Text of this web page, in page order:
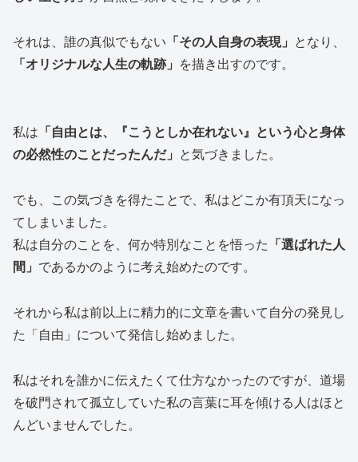
それは、誰の真似でもない 「その人自身の表現」
となり、
「オリジナルな人生の軌跡」
を描き出すのです。
私は 「自由とは、『こうとしか在れない』という心と身体
の必然性のことだったんだ」
と気づきました。
でも、この気づきを得たことで、私はどこか有頂天になっ
てしまいました。
私は自分のことを、何か特別なことを悟った
「選ばれた人
間」 であるかのように考え始めたのです。
それから私は前以上に精力的に文章を書いて自分の発見し
た「自由」について発信し始めました。
私はそれを誰かに伝えたくて仕方なかったのですが、道場
を破門されて孤立していた私の言葉に耳を傾ける人はほと
んどいませんでした。